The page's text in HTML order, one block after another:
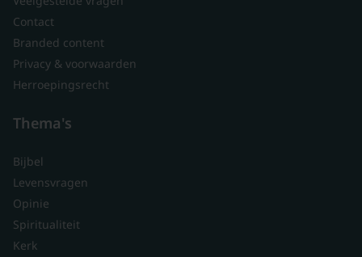
Contact
Branded content
Privacy & voorwaarden
Herroepingsrecht
Thema's
Bijbel
Levensvragen
Opinie
Spiritualiteit
Kerk